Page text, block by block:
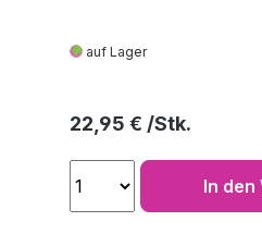
auf Lager
Regulärer Preis:
22,95 €
In den